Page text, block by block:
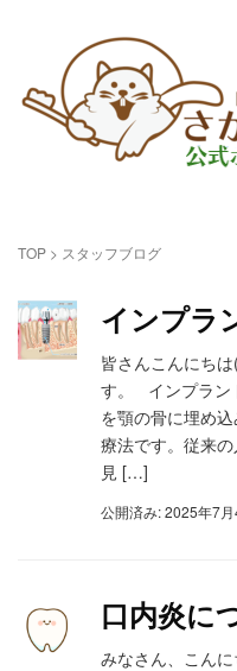
TOP > スタッフブログ
インプラ
皆さんこんにち
す。 インプラン
を顎の骨に埋め
療法です。従来
見 […]
公開済み: 2025年7月
口内炎に
みなさん、こん